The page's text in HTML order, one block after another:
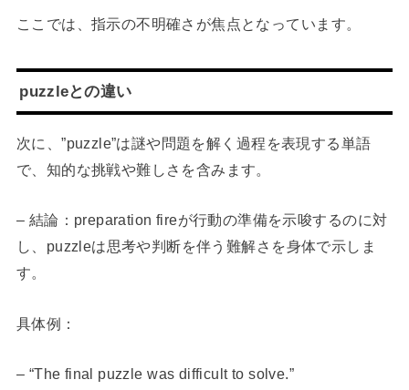
ここでは、指示の不明確さが焦点となっています。
puzzleとの違い
次に、”puzzle”は謎や問題を解く過程を表現する単語
で、知的な挑戦や難しさを含みます。
– 結論：preparation fireが行動の準備を示唆するのに対
し、puzzleは思考や判断を伴う難解さを身体で示しま
す。
具体例：
– “The final puzzle was difficult to solve.”